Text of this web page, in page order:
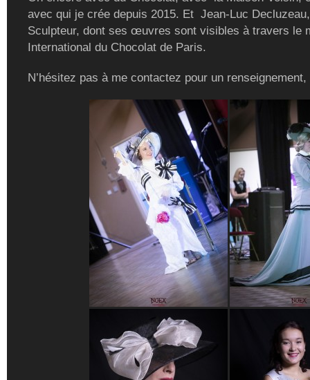
avec qui je crée depuis 2015. Et Jean-Luc
Sculpteur, dont ses œuvres sont visibles à travers le
International du Chocolat de Paris.
N’hésitez pas à me contactez pour un